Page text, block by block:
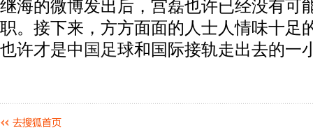
继海的微博发出后，宫磊也许已经没有可
职。接下来，方方面面的人士人情味十足
也许才是中 国足球和国际接轨走出去的一